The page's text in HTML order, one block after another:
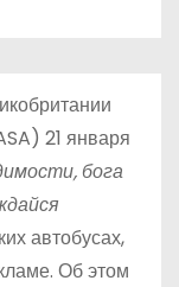
21 января
бога
автобусах,
Об этом